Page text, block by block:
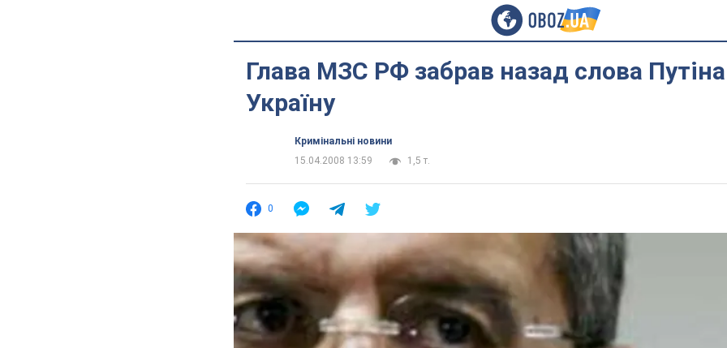
Глава МЗС РФ забрав назад слова
Україну
Кримінальні новини
15.04.2008 13:59
1,5 т.
0